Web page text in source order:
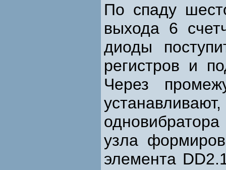
По спаду
выхода 6
диоды
регистров и
Через
узла
элемента